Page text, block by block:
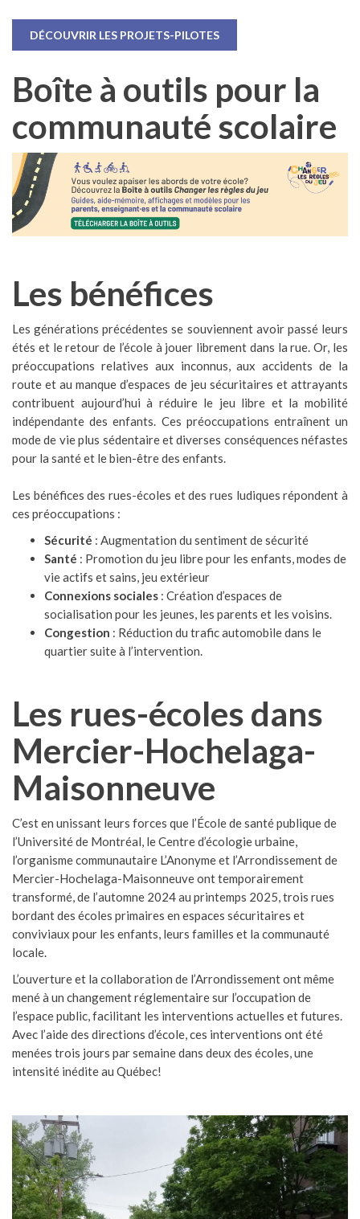
DÉCOUVRIR LES PROJETS-PILOTES
Boîte à outils pour la
communauté scolaire
Les bénéfices
Les générations précédentes se souviennent avoir passé leurs
étés et le retour de l’école à jouer librement dans la rue. Or, les
préoccupations relatives aux inconnus, aux accidents de la
route et au manque d’espaces de jeu sécuritaires et attrayants
contribuent aujourd’hui à réduire le jeu libre et la mobilité
indépendante des enfants. Ces préoccupations entraînent un
mode de vie plus sédentaire et diverses conséquences néfastes
pour la santé et le bien-être des enfants.
Les bénéfices des rues-écoles et des rues ludiques répondent à
ces préoccupations :
Sécurité : Augmentation du sentiment de sécurité
Santé : Promotion du jeu libre pour les enfants, modes de
vie actifs et sains, jeu extérieur
Connexions sociales : Création d’espaces de
socialisation pour les jeunes, les parents et les voisins.
Congestion : Réduction du trafic automobile dans le
quartier suite à l’intervention.
Les rues-écoles dans
Mercier-Hochelaga-
Maisonneuve
C’est en unissant leurs forces que l’École de santé publique de
l’Université de Montréal, le Centre d’écologie urbaine,
l’organisme communautaire L’Anonyme et l’Arrondissement de
Mercier-Hochelaga-Maisonneuve ont temporairement
transformé, de l’automne 2024 au printemps 2025, trois rues
bordant des écoles primaires en espaces sécuritaires et
conviviaux pour les enfants, leurs familles et la communauté
locale.
L’ouverture et la collaboration de l’Arrondissement ont même
mené à un changement réglementaire sur l’occupation de
l’espace public, facilitant les interventions actuelles et futures.
Avec l’aide des directions d’école, ces interventions ont été
menées trois jours par semaine dans deux des écoles, une
intensité inédite au Québec!